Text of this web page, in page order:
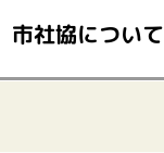
市社協について